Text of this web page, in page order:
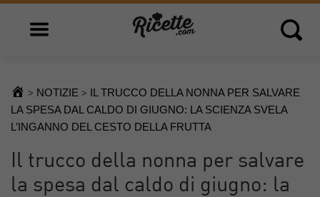
Open main menu Open
> NOTIZIE >
IL TRUCCO DELLA NONNA PER SALVARE
LA SPESA DAL CALDO DI GIUGNO: LA SCIENZA SVELA
L’INGANNO DEL CESTO DELLA FRUTTA
Il trucco della nonna per salvare
la spesa dal caldo di giugno: la